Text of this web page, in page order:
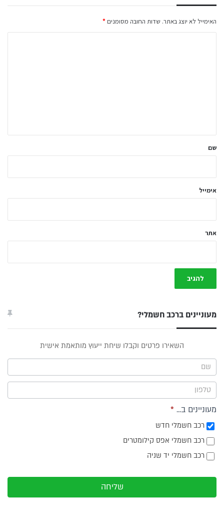
האימייל לא יוצג באתר. שדות החובה מסומנים *
ל
שם
אימייל
אתר
מעוניינים ברכב חשמלי?
תפריט
צד
השאירו פרטים וקבלו שיחת ייעוץ מותאמת אישית
מעוניינים ב... *
רכב חשמלי חדש
רכב חשמלי אפס קילומטרים
רכב חשמלי יד שניה
שליחה